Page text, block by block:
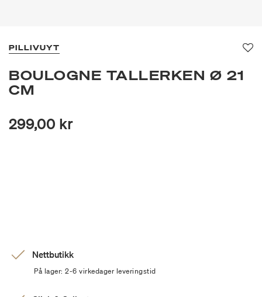
PILLIVUYT
BOULOGNE TALLERKEN Ø 21
CM
299,00 kr
Nettbutikk
På lager: 2-6 virkedager leveringstid